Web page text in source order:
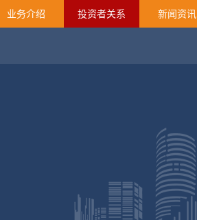
业务介绍 投资者关系 新闻资讯